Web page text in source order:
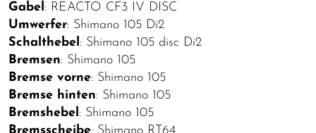
Gabel: REACTO CF3 IV DISC
Umwerfer: Shimano 105 Di2
Schalthebel: Shimano 105 disc Di2
Bremsen: Shimano 105
Bremse vorne: Shimano 105
Bremse hinten: Shimano 105
Bremshebel: Shimano 105